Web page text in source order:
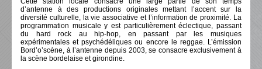
d’antenne à des productions originales mettant l’accent sur la
diversité culturelle, la vie associative et l’information de proximité. La
programmation musicale y est particulièrement éclectique, passant
du hard rock au hip-hop, en passant par les musiques
expérimentales et psychédéliques ou encore le reggae. L’émission
Bord’o’scène, à l’antenne depuis 2003, se consacre exclusivement à
la scène bordelaise et girondine.